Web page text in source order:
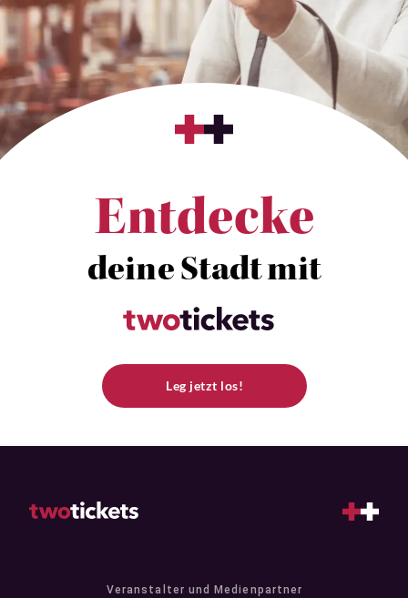
Entdecke
deine Stadt mit
Leg jetzt los!
Veranstalter und Medienpartner